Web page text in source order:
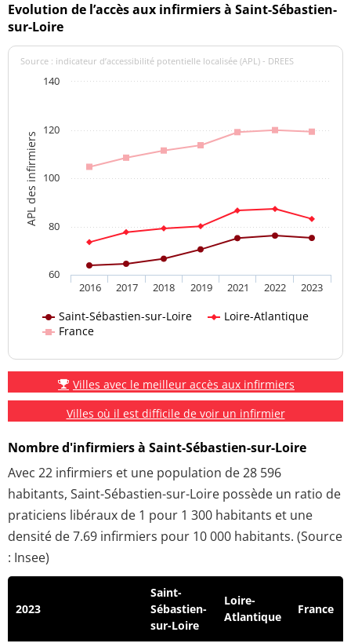
Evolution de l’accès aux infirmiers à Saint-Sébastien-
sur-Loire
APL des infirmiers
Source : indicateur d’accessibilité potentielle localisée (APL) - DREES
Saint-Sébastien-sur-Loire
Loire-Atlantique
France
2016 2017 2018 2019 2021 2022 2023
60
80
100
120
140
Villes avec le meilleur accès aux infirmiers
Villes où il est difficile de voir un infirmier
Nombre d'infirmiers à Saint-Sébastien-sur-Loire
Avec 22 infirmiers et une population de 28 596
habitants, Saint-Sébastien-sur-Loire possède un ratio de
praticiens libéraux de 1 pour 1 300 habitants et une
densité de 7.69 infirmiers pour 10 000 habitants. (Source
: Insee)
2023
Saint-
Sébastien-
sur-Loire
Loire-
Atlantique
France